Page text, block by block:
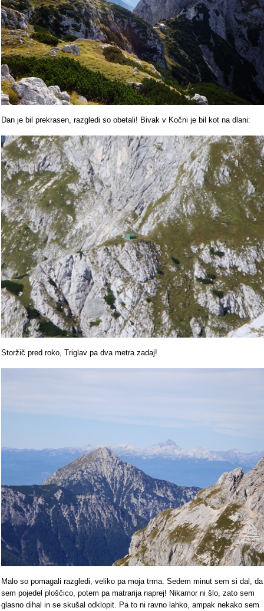
Dan je bil prekrasen, razgledi so obetali! Bivak v Kočni je bil kot na dlani:
Storžič pred roko, Triglav pa dva metra zadaj!
Malo so pomagali razgledi, veliko pa moja trma. Sedem minut sem si dal, da
sem pojedel ploščico, potem pa matrarija naprej! Nikamor ni šlo, zato sem
glasno dihal in se skušal odklopit. Pa to ni ravno lahko, ampak nekako sem